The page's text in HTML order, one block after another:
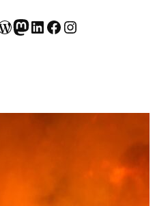
Mastodon
LinkedIn
Facebook
Instagram